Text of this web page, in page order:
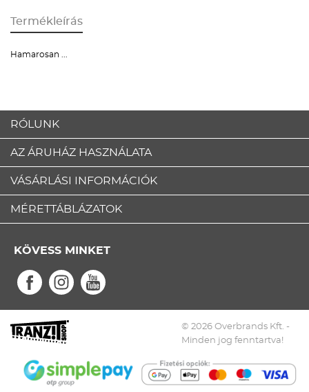
Termékleírás
Hamarosan ...
RÓLUNK
AZ ÁRUHÁZ HASZNÁLATA
VÁSÁRLÁSI INFORMÁCIÓK
MÉRETTÁBLÁZATOK
KÖVESS MINKET
© 2026 Overbrands Kft. -
Minden jog fenntartva!